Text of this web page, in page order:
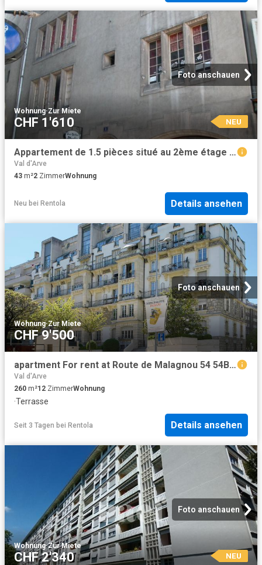
Foto anschauen
Wohnung·Zur Miete
CHF 1'610 NEU
Appartement de 1.5 pièces situé au 2ème étage en.
Val d'Arve
43 m²2 ZimmerWohnung
Neu bei Rentola Details ansehen
Foto anschauen
Wohnung·Zur Miete
CHF 9'500
apartment For rent at Route de Malagnou 54 54Bis, 1208 Genève
Val d'Arve
260 m²12 ZimmerWohnung
·Terrasse
Seit 3 Tagen bei Rentola Details ansehen
Foto anschauen
Wohnung·Zur Miete
CHF 2'340 NEU